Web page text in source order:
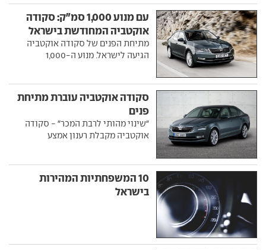
עם מנוע 1,000 סמ"ק: סקודה
אוקטביה המחודשת בישראל
מתיחת הפנים של סקודה אוקטביה
הגיעה לישראל. מנוע ה-1,000
סקודה אוקטביה עוברת מתיחת
פנים
"שינוי מהותי לרבת המכר" - סקודה
אוקטביה מקבלת רענון אמצע
10 המשפחתיות המהירות
בישראל